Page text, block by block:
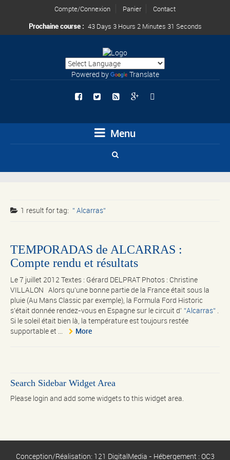
Compte/Connexion Panier
Contact
Prochaine course : 43 Days 3 Hours 2 Minutes 31 Seconds
Powered by Translate
Menu
1 result fortag: Alcarras
TEMPORADAS de ALCARRAS :
Compte rendu et résultats
Le 7 juillet 2012 Textes : Gérard DELPRAT Photos : Christine
VILLALON Alors qu'une bonne partie de la France était sous la
pluie (Au Mans Classic par exemple), la Formula Ford Historic
s'était donnée rendez-vous en Espagne sur le circuit d' Alcarras
Si le soleil était bien là, la température est toujours restée
supportable et ...
More
Search Sidebar Widget Area
Please login and add some widgets to this widget area.
Conception/Réalisation: 121 DigitalMedia - Hébergement : OC3